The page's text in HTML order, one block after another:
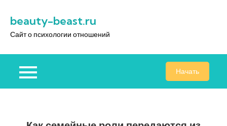
содержимому
beauty-beast.ru
Сайт о психологии отношений
Начать